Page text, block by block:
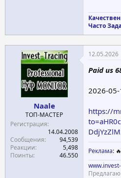
Часто
Naale
ТОП-МАСТЕР
Регистрация
14.04.2008
Сообщения
94,539
Реакции
5,498
Поинты
46.550
12.05.2026
Paid us
2026-05-
https://
Реклама: 🔥